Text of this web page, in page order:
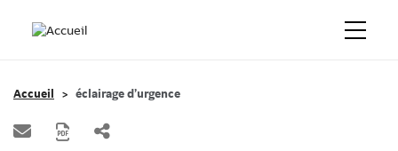
Accueil éclairage d’urgence